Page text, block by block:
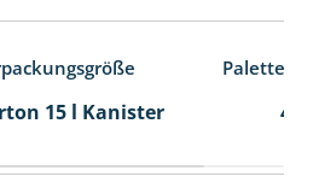
15 l Kanister 48